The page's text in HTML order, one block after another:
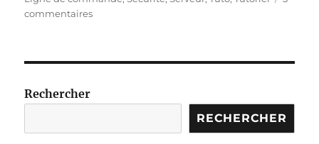
commentairessur
message
Rechercher
RECHERCHER